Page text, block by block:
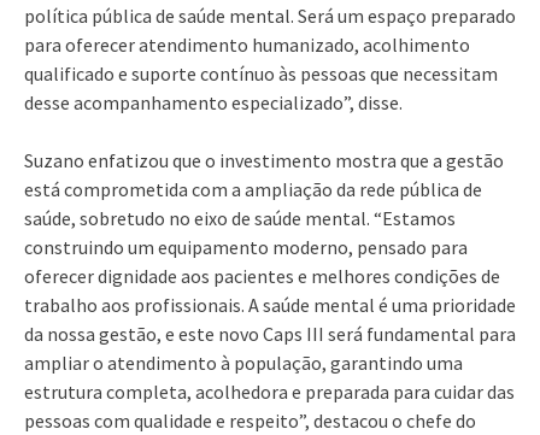
política pública de saúde mental. Será um espaço preparado
para oferecer atendimento humanizado, acolhimento
qualificado e suporte contínuo às pessoas que necessitam
desse acompanhamento especializado”, disse.
Suzano enfatizou que o investimento mostra que a gestão
está comprometida com a ampliação da rede pública de
saúde, sobretudo no eixo de saúde mental. “Estamos
construindo um equipamento moderno, pensado para
oferecer dignidade aos pacientes e melhores condições de
trabalho aos profissionais. A saúde mental é uma prioridade
da nossa gestão, e este novo Caps III será fundamental para
ampliar o atendimento à população, garantindo uma
estrutura completa, acolhedora e preparada para cuidar das
pessoas com qualidade e respeito”, destacou o chefe do